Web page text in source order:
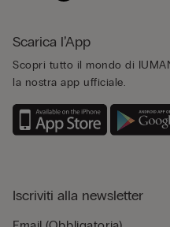
Scarica l’App
Scopri tutto il mondo di
la nostra app ufficiale.
Iscriviti alla newsletter